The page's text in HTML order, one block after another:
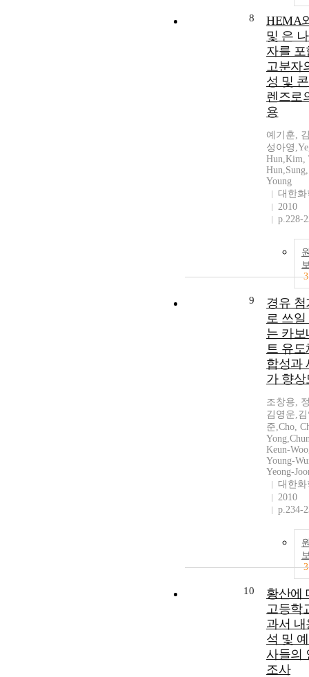
8
HEMA
및 은
자를 포
고분자
성 및
렌즈로
용
예기훈,
성아영
Hun,Kim,
Young
대한화
2010
p.228-
3
9
경유 첨
로 쓰
는 카보
트 유
합성과
가 향상
조창용,
김영운,
준,Cho,
Keun-
Young-
Yeong-
대한화
2010
p.234-
3
10
황산에
고등학
과서 내
석 및
사들의
조사